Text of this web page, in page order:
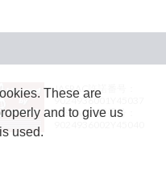
JASRAC許諾番号：
9024936001Y45037
JASRAC許諾番号：
These are
and to give us
used.